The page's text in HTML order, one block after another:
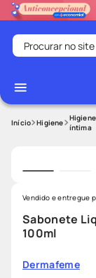
Procurar no site
1
2 º
medley
7º
lenço
Higiene
Higiene
íntima
Sabonete
100ml
Dermafeme
Vendido e entregue